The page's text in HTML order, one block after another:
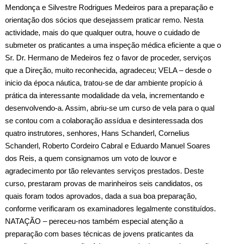
Mendonça e Silvestre Rodrigues Medeiros para a preparação e
orientação dos sócios que desejassem praticar remo. Nesta
actividade, mais do que qualquer outra, houve o cuidado de
submeter os praticantes a uma inspeção médica eficiente a que o
Sr. Dr. Hermano de Medeiros fez o favor de proceder, serviços
que a Direção, muito reconhecida, agradeceu; VELA – desde o
inicio da época náutica, tratou‑se de dar ambiente propício á
prática da interessante modalidade da vela, incrementando e
desenvolvendo‑a. Assim, abriu‑se um curso de vela para o qual
se contou com a colaboração assídua e desinteressada dos
quatro instrutores, senhores, Hans Schanderl, Cornelius
Schanderl, Roberto Cordeiro Cabral e Eduardo Manuel Soares
dos Reis, a quem consignamos um voto de louvor e
agradecimento por tão relevantes serviços prestados. Deste
curso, prestaram provas de marinheiros seis candidatos, os
quais foram todos aprovados, dada a sua boa preparação,
conforme verificaram os examinadores legalmente constituídos.
NATAÇÃO – pereceu‑nos também especial atenção a
preparação com bases técnicas de jovens praticantes da